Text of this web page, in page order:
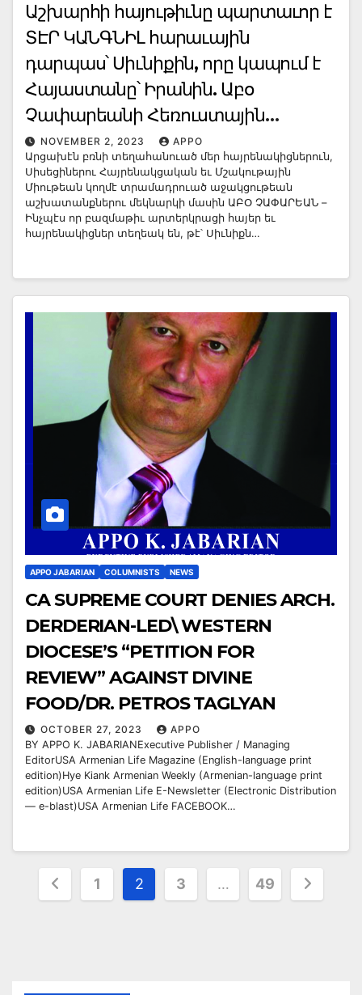
Աշխարհի հայութիւնը պարտաւոր է
ՏԷՐ ԿԱՆԳՆԻԼ հարաւային
դարպաս՝ Սիւնիքին, որը կապում է
Հայաստանը՝ Իրանին. Աբօ
Չափարեանի Հեռուստային
Հաղորդումը Գորիսէն
NOVEMBER 2, 2023
APPO
Արցախէն բռնի տեղահանուած մեր հայրենակիցներուն,
Սիսեցիներու Հայրենակցական եւ Մշակութային
Միութեան կողմէ տրամադրուած աջակցութեան
աշխատանքներու մեկնարկի մասին ԱԲՕ ՉԱՓԱՐԵԱՆ –
Ինչպէս որ բազմաթիւ արտերկրացի հայեր եւ
հայրենակիցներ տեղեակ են, թէ՝ Սիւնիքն…
APPO JABARIAN COLUMNISTS NEWS
CA SUPREME COURT DENIES ARCH.
DERDERIAN-LED\ WESTERN
DIOCESE’S “PETITION FOR
REVIEW” AGAINST DIVINE
FOOD/DR. PETROS TAGLYAN
OCTOBER 27, 2023
APPO
BY APPO K. JABARIANExecutive Publisher / Managing
EditorUSA Armenian Life Magazine (English-language print
edition)Hye Kiank Armenian Weekly (Armenian-language print
edition)USA Armenian Life E-Newsletter (Electronic Distribution
— e-blast)USA Armenian Life FACEBOOK…
Posts
pagination
1 2 3 … 49